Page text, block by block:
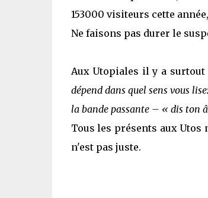
153000 visiteurs cette
Ne faisons pas durer le
Aux Utopiales il y a
dépend dans quel sens vous
la bande passante – « dis ton
Tous les présents aux
n'est pas juste.